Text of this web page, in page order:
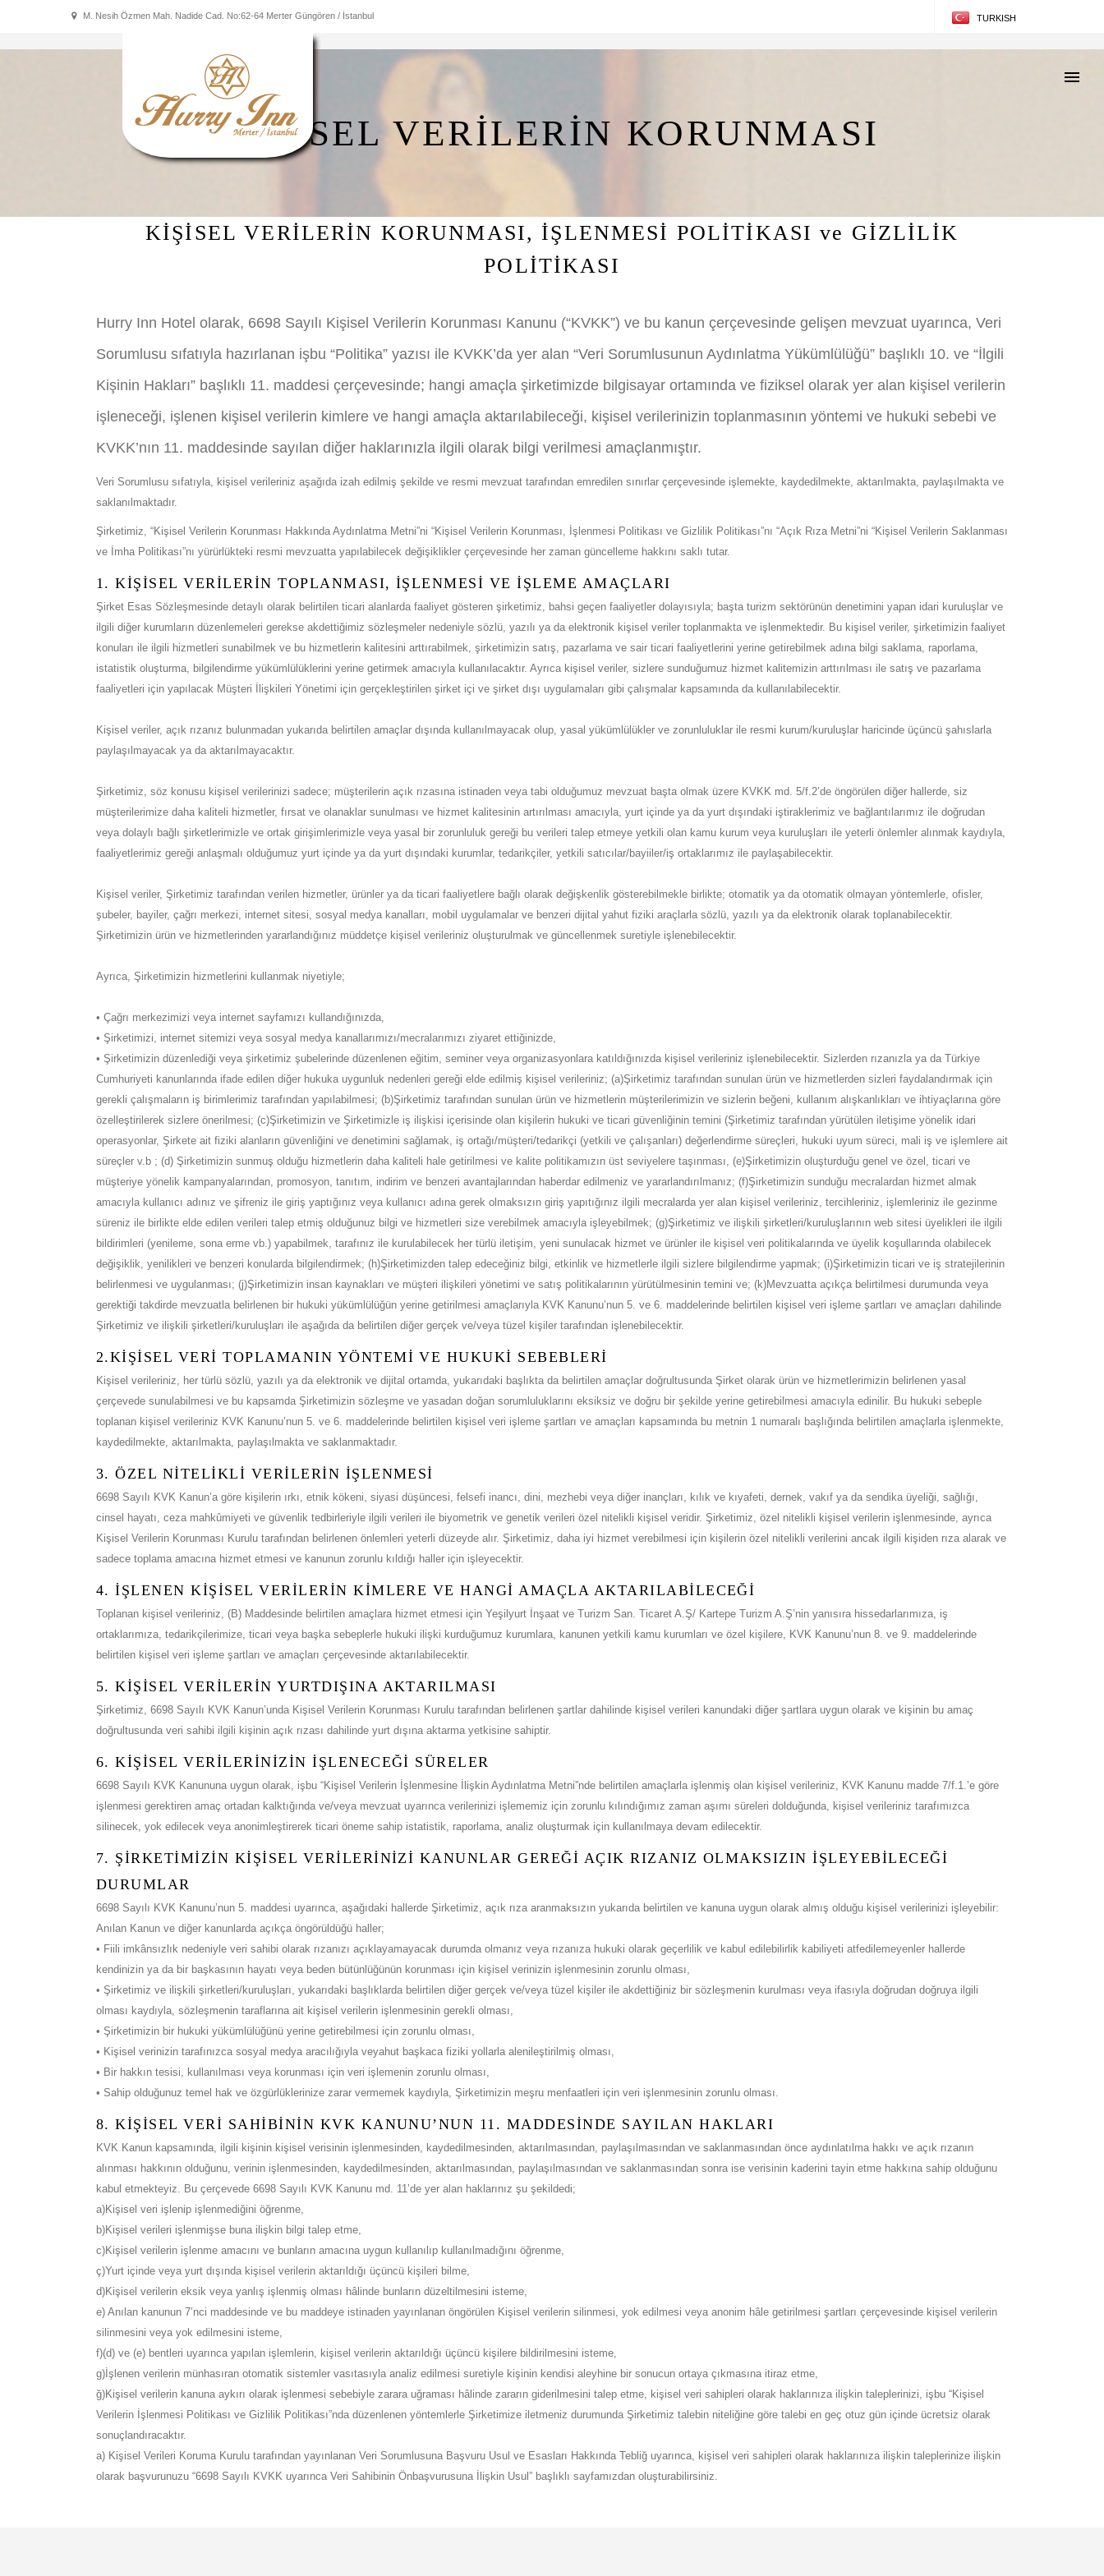
M. Nesih Özmen Mah. Nadide Cad. No:62-64 Merter Güngören / İstanbul TURKISH
KİŞİSEL VERİLERİN KORUNMASI
KİŞİSEL VERİLERİN KORUNMASI, İŞLENMESİ POLİTİKASI ve GİZLİLİK
POLİTİKASI
Hurry Inn Hotel olarak, 6698 Sayılı Kişisel Verilerin Korunması Kanunu (“KVKK”) ve bu kanun çerçevesinde gelişen mevzuat uyarınca, Veri
Sorumlusu sıfatıyla hazırlanan işbu “Politika” yazısı ile KVKK’da yer alan “Veri Sorumlusunun Aydınlatma Yükümlülüğü” başlıklı 10. ve “İlgili
Kişinin Hakları” başlıklı 11. maddesi çerçevesinde; hangi amaçla şirketimizde bilgisayar ortamında ve fiziksel olarak yer alan kişisel verilerin
işleneceği, işlenen kişisel verilerin kimlere ve hangi amaçla aktarılabileceği, kişisel verilerinizin toplanmasının yöntemi ve hukuki sebebi ve
KVKK’nın 11. maddesinde sayılan diğer haklarınızla ilgili olarak bilgi verilmesi amaçlanmıştır.
Veri Sorumlusu sıfatıyla, kişisel verileriniz aşağıda izah edilmiş şekilde ve resmi mevzuat tarafından emredilen sınırlar çerçevesinde işlemekte, kaydedilmekte, aktarılmakta, paylaşılmakta ve
saklanılmaktadır.
Şirketimiz, “Kişisel Verilerin Korunması Hakkında Aydınlatma Metni”ni “Kişisel Verilerin Korunması, İşlenmesi Politikası ve Gizlilik Politikası”nı “Açık Rıza Metni”ni “Kişisel Verilerin Saklanması
ve İmha Politikası”nı yürürlükteki resmi mevzuatta yapılabilecek değişiklikler çerçevesinde her zaman güncelleme hakkını saklı tutar.
1. KİŞİSEL VERİLERİN TOPLANMASI, İŞLENMESİ VE İŞLEME AMAÇLARI
Şirket Esas Sözleşmesinde detaylı olarak belirtilen ticari alanlarda faaliyet gösteren şirketimiz, bahsi geçen faaliyetler dolayısıyla; başta turizm sektörünün denetimini yapan idari kuruluşlar ve
ilgili diğer kurumların düzenlemeleri gerekse akdettiğimiz sözleşmeler nedeniyle sözlü, yazılı ya da elektronik kişisel veriler toplanmakta ve işlenmektedir. Bu kişisel veriler, şirketimizin faaliyet
konuları ile ilgili hizmetleri sunabilmek ve bu hizmetlerin kalitesini arttırabilmek, şirketimizin satış, pazarlama ve sair ticari faaliyetlerini yerine getirebilmek adına bilgi saklama, raporlama,
istatistik oluşturma, bilgilendirme yükümlülüklerini yerine getirmek amacıyla kullanılacaktır. Ayrıca kişisel veriler, sizlere sunduğumuz hizmet kalitemizin arttırılması ile satış ve pazarlama
faaliyetleri için yapılacak Müşteri İlişkileri Yönetimi için gerçekleştirilen şirket içi ve şirket dışı uygulamaları gibi çalışmalar kapsamında da kullanılabilecektir.
Kişisel veriler, açık rızanız bulunmadan yukarıda belirtilen amaçlar dışında kullanılmayacak olup, yasal yükümlülükler ve zorunluluklar ile resmi kurum/kuruluşlar haricinde üçüncü şahıslarla
paylaşılmayacak ya da aktarılmayacaktır.
Şirketimiz, söz konusu kişisel verilerinizi sadece; müşterilerin açık rızasına istinaden veya tabi olduğumuz mevzuat başta olmak üzere KVKK md. 5/f.2’de öngörülen diğer hallerde, siz
müşterilerimize daha kaliteli hizmetler, fırsat ve olanaklar sunulması ve hizmet kalitesinin artırılması amacıyla, yurt içinde ya da yurt dışındaki iştiraklerimiz ve bağlantılarımız ile doğrudan
veya dolaylı bağlı şirketlerimizle ve ortak girişimlerimizle veya yasal bir zorunluluk gereği bu verileri talep etmeye yetkili olan kamu kurum veya kuruluşları ile yeterli önlemler alınmak kaydıyla,
faaliyetlerimiz gereği anlaşmalı olduğumuz yurt içinde ya da yurt dışındaki kurumlar, tedarikçiler, yetkili satıcılar/bayiiler/iş ortaklarımız ile paylaşabilecektir.
Kişisel veriler, Şirketimiz tarafından verilen hizmetler, ürünler ya da ticari faaliyetlere bağlı olarak değişkenlik gösterebilmekle birlikte; otomatik ya da otomatik olmayan yöntemlerle, ofisler,
şubeler, bayiler, çağrı merkezi, internet sitesi, sosyal medya kanalları, mobil uygulamalar ve benzeri dijital yahut fiziki araçlarla sözlü, yazılı ya da elektronik olarak toplanabilecektir.
Şirketimizin ürün ve hizmetlerinden yararlandığınız müddetçe kişisel verileriniz oluşturulmak ve güncellenmek suretiyle işlenebilecektir.
Ayrıca, Şirketimizin hizmetlerini kullanmak niyetiyle;
• Çağrı merkezimizi veya internet sayfamızı kullandığınızda,
• Şirketimizi, internet sitemizi veya sosyal medya kanallarımızı/mecralarımızı ziyaret ettiğinizde,
• Şirketimizin düzenlediği veya şirketimiz şubelerinde düzenlenen eğitim, seminer veya organizasyonlara katıldığınızda kişisel verileriniz işlenebilecektir. Sizlerden rızanızla ya da Türkiye
Cumhuriyeti kanunlarında ifade edilen diğer hukuka uygunluk nedenleri gereği elde edilmiş kişisel verileriniz; (a)Şirketimiz tarafından sunulan ürün ve hizmetlerden sizleri faydalandırmak için
gerekli çalışmaların iş birimlerimiz tarafından yapılabilmesi; (b)Şirketimiz tarafından sunulan ürün ve hizmetlerin müşterilerimizin ve sizlerin beğeni, kullanım alışkanlıkları ve ihtiyaçlarına göre
özelleştirilerek sizlere önerilmesi; (c)Şirketimizin ve Şirketimizle iş ilişkisi içerisinde olan kişilerin hukuki ve ticari güvenliğinin temini (Şirketimiz tarafından yürütülen iletişime yönelik idari
operasyonlar, Şirkete ait fiziki alanların güvenliğini ve denetimini sağlamak, iş ortağı/müşteri/tedarikçi (yetkili ve çalışanları) değerlendirme süreçleri, hukuki uyum süreci, mali iş ve işlemlere ait
süreçler v.b ; (d) Şirketimizin sunmuş olduğu hizmetlerin daha kaliteli hale getirilmesi ve kalite politikamızın üst seviyelere taşınması, (e)Şirketimizin oluşturduğu genel ve özel, ticari ve
müşteriye yönelik kampanyalarından, promosyon, tanıtım, indirim ve benzeri avantajlarından haberdar edilmeniz ve yararlandırılmanız; (f)Şirketimizin sunduğu mecralardan hizmet almak
amacıyla kullanıcı adınız ve şifreniz ile giriş yaptığınız veya kullanıcı adına gerek olmaksızın giriş yapıtığınız ilgili mecralarda yer alan kişisel verileriniz, tercihleriniz, işlemleriniz ile gezinme
süreniz ile birlikte elde edilen verileri talep etmiş olduğunuz bilgi ve hizmetleri size verebilmek amacıyla işleyebilmek; (g)Şirketimiz ve ilişkili şirketleri/kuruluşlarının web sitesi üyelikleri ile ilgili
bildirimleri (yenileme, sona erme vb.) yapabilmek, tarafınız ile kurulabilecek her türlü iletişim, yeni sunulacak hizmet ve ürünler ile kişisel veri politikalarında ve üyelik koşullarında olabilecek
değişiklik, yenilikleri ve benzeri konularda bilgilendirmek; (h)Şirketimizden talep edeceğiniz bilgi, etkinlik ve hizmetlerle ilgili sizlere bilgilendirme yapmak; (i)Şirketimizin ticari ve iş stratejilerinin
belirlenmesi ve uygulanması; (j)Şirketimizin insan kaynakları ve müşteri ilişkileri yönetimi ve satış politikalarının yürütülmesinin temini ve; (k)Mevzuatta açıkça belirtilmesi durumunda veya
gerektiği takdirde mevzuatla belirlenen bir hukuki yükümlülüğün yerine getirilmesi amaçlarıyla KVK Kanunu’nun 5. ve 6. maddelerinde belirtilen kişisel veri işleme şartları ve amaçları dahilinde
Şirketimiz ve ilişkili şirketleri/kuruluşları ile aşağıda da belirtilen diğer gerçek ve/veya tüzel kişiler tarafından işlenebilecektir.
2.KİŞİSEL VERİ TOPLAMANIN YÖNTEMİ VE HUKUKİ SEBEBLERİ
Kişisel verileriniz, her türlü sözlü, yazılı ya da elektronik ve dijital ortamda, yukarıdaki başlıkta da belirtilen amaçlar doğrultusunda Şirket olarak ürün ve hizmetlerimizin belirlenen yasal
çerçevede sunulabilmesi ve bu kapsamda Şirketimizin sözleşme ve yasadan doğan sorumluluklarını eksiksiz ve doğru bir şekilde yerine getirebilmesi amacıyla edinilir. Bu hukuki sebeple
toplanan kişisel verileriniz KVK Kanunu’nun 5. ve 6. maddelerinde belirtilen kişisel veri işleme şartları ve amaçları kapsamında bu metnin 1 numaralı başlığında belirtilen amaçlarla işlenmekte,
kaydedilmekte, aktarılmakta, paylaşılmakta ve saklanmaktadır.
3. ÖZEL NİTELİKLİ VERİLERİN İŞLENMESİ
6698 Sayılı KVK Kanun’a göre kişilerin ırkı, etnik kökeni, siyasi düşüncesi, felsefi inancı, dini, mezhebi veya diğer inançları, kılık ve kıyafeti, dernek, vakıf ya da sendika üyeliği, sağlığı,
cinsel hayatı, ceza mahkûmiyeti ve güvenlik tedbirleriyle ilgili verileri ile biyometrik ve genetik verileri özel nitelikli kişisel veridir. Şirketimiz, özel nitelikli kişisel verilerin işlenmesinde, ayrıca
Kişisel Verilerin Korunması Kurulu tarafından belirlenen önlemleri yeterli düzeyde alır. Şirketimiz, daha iyi hizmet verebilmesi için kişilerin özel nitelikli verilerini ancak ilgili kişiden rıza alarak ve
sadece toplama amacına hizmet etmesi ve kanunun zorunlu kıldığı haller için işleyecektir.
4. İŞLENEN KİŞİSEL VERİLERİN KİMLERE VE HANGİ AMAÇLA AKTARILABİLECEĞİ
Toplanan kişisel verileriniz, (B) Maddesinde belirtilen amaçlara hizmet etmesi için Yeşilyurt İnşaat ve Turizm San. Ticaret A.Ş/ Kartepe Turizm A.Ş’nin yanısıra hissedarlarımıza, iş
ortaklarımıza, tedarikçilerimize, ticari veya başka sebeplerle hukuki ilişki kurduğumuz kurumlara, kanunen yetkili kamu kurumları ve özel kişilere, KVK Kanunu’nun 8. ve 9. maddelerinde
belirtilen kişisel veri işleme şartları ve amaçları çerçevesinde aktarılabilecektir.
5. KİŞİSEL VERİLERİN YURTDIŞINA AKTARILMASI
Şirketimiz, 6698 Sayılı KVK Kanun’unda Kişisel Verilerin Korunması Kurulu tarafından belirlenen şartlar dahilinde kişisel verileri kanundaki diğer şartlara uygun olarak ve kişinin bu amaç
doğrultusunda veri sahibi ilgili kişinin açık rızası dahilinde yurt dışına aktarma yetkisine sahiptir.
6. KİŞİSEL VERİLERİNİZİN İŞLENECEĞİ SÜRELER
6698 Sayılı KVK Kanununa uygun olarak, işbu “Kişisel Verilerin İşlenmesine İlişkin Aydınlatma Metni”nde belirtilen amaçlarla işlenmiş olan kişisel verileriniz, KVK Kanunu madde 7/f.1.’e göre
işlenmesi gerektiren amaç ortadan kalktığında ve/veya mevzuat uyarınca verilerinizi işlememiz için zorunlu kılındığımız zaman aşımı süreleri dolduğunda, kişisel verileriniz tarafımızca
silinecek, yok edilecek veya anonimleştirerek ticari öneme sahip istatistik, raporlama, analiz oluşturmak için kullanılmaya devam edilecektir.
7. ŞİRKETİMİZİN KİŞİSEL VERİLERİNİZİ KANUNLAR GEREĞİ AÇIK RIZANIZ OLMAKSIZIN İŞLEYEBİLECEĞİ
DURUMLAR
6698 Sayılı KVK Kanunu’nun 5. maddesi uyarınca, aşağıdaki hallerde Şirketimiz, açık rıza aranmaksızın yukarıda belirtilen ve kanuna uygun olarak almış olduğu kişisel verilerinizi işleyebilir:
Anılan Kanun ve diğer kanunlarda açıkça öngörüldüğü haller;
• Fiili imkânsızlık nedeniyle veri sahibi olarak rızanızı açıklayamayacak durumda olmanız veya rızanıza hukuki olarak geçerlilik ve kabul edilebilirlik kabiliyeti atfedilemeyenler hallerde
kendinizin ya da bir başkasının hayatı veya beden bütünlüğünün korunması için kişisel verinizin işlenmesinin zorunlu olması,
• Şirketimiz ve ilişkili şirketleri/kuruluşları, yukarıdaki başlıklarda belirtilen diğer gerçek ve/veya tüzel kişiler ile akdettiğiniz bir sözleşmenin kurulması veya ifasıyla doğrudan doğruya ilgili
olması kaydıyla, sözleşmenin taraflarına ait kişisel verilerin işlenmesinin gerekli olması,
• Şirketimizin bir hukuki yükümlülüğünü yerine getirebilmesi için zorunlu olması,
• Kişisel verinizin tarafınızca sosyal medya aracılığıyla veyahut başkaca fiziki yollarla alenileştirilmiş olması,
• Bir hakkın tesisi, kullanılması veya korunması için veri işlemenin zorunlu olması,
• Sahip olduğunuz temel hak ve özgürlüklerinize zarar vermemek kaydıyla, Şirketimizin meşru menfaatleri için veri işlenmesinin zorunlu olması.
8. KİŞİSEL VERİ SAHİBİNİN KVK KANUNU’NUN 11. MADDESİNDE SAYILAN HAKLARI
KVK Kanun kapsamında, ilgili kişinin kişisel verisinin işlenmesinden, kaydedilmesinden, aktarılmasından, paylaşılmasından ve saklanmasından önce aydınlatılma hakkı ve açık rızanın
alınması hakkının olduğunu, verinin işlenmesinden, kaydedilmesinden, aktarılmasından, paylaşılmasından ve saklanmasından sonra ise verisinin kaderini tayin etme hakkına sahip olduğunu
kabul etmekteyiz. Bu çerçevede 6698 Sayılı KVK Kanunu md. 11’de yer alan haklarınız şu şekildedi;
a)Kişisel veri işlenip işlenmediğini öğrenme,
b)Kişisel verileri işlenmişse buna ilişkin bilgi talep etme,
c)Kişisel verilerin işlenme amacını ve bunların amacına uygun kullanılıp kullanılmadığını öğrenme,
ç)Yurt içinde veya yurt dışında kişisel verilerin aktarıldığı üçüncü kişileri bilme,
d)Kişisel verilerin eksik veya yanlış işlenmiş olması hâlinde bunların düzeltilmesini isteme,
e) Anılan kanunun 7’nci maddesinde ve bu maddeye istinaden yayınlanan öngörülen Kişisel verilerin silinmesi, yok edilmesi veya anonim hâle getirilmesi şartları çerçevesinde kişisel verilerin
silinmesini veya yok edilmesini isteme,
f)(d) ve (e) bentleri uyarınca yapılan işlemlerin, kişisel verilerin aktarıldığı üçüncü kişilere bildirilmesini isteme,
g)İşlenen verilerin münhasıran otomatik sistemler vasıtasıyla analiz edilmesi suretiyle kişinin kendisi aleyhine bir sonucun ortaya çıkmasına itiraz etme,
ğ)Kişisel verilerin kanuna aykırı olarak işlenmesi sebebiyle zarara uğraması hâlinde zararın giderilmesini talep etme, kişisel veri sahipleri olarak haklarınıza ilişkin taleplerinizi, işbu “Kişisel
Verilerin İşlenmesi Politikası ve Gizlilik Politikası”nda düzenlenen yöntemlerle Şirketimize iletmeniz durumunda Şirketimiz talebin niteliğine göre talebi en geç otuz gün içinde ücretsiz olarak
sonuçlandıracaktır.
a) Kişisel Verileri Koruma Kurulu tarafından yayınlanan Veri Sorumlusuna Başvuru Usul ve Esasları Hakkında Tebliğ uyarınca, kişisel veri sahipleri olarak haklarınıza ilişkin taleplerinize ilişkin
olarak başvurunuzu “6698 Sayılı KVKK uyarınca Veri Sahibinin Önbaşvurusuna İlişkin Usul” başlıklı sayfamızdan oluşturabilirsiniz.